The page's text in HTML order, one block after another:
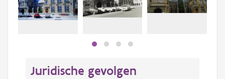
Juridische gevolgen